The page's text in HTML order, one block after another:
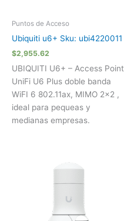
Puntos de Acceso
Ubiquiti u6+ Sku: ubi4220011
$2,955.62
UBIQUITI U6+ – Access Point
UniFi U6 Plus doble banda
WiFI 6 802.11ax, MIMO 2×2 ,
ideal para pequeas y
medianas empresas.